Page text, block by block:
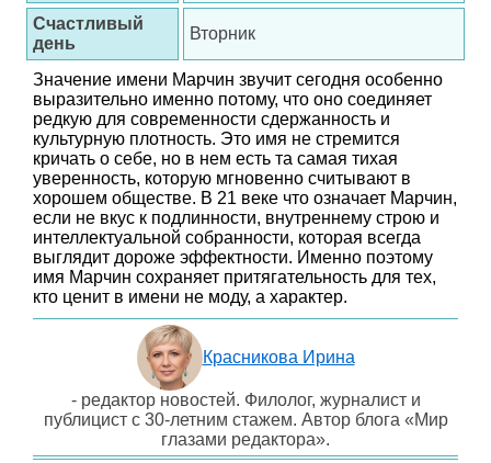
Счастливый
день
Вторник
Значение имени Марчин звучит сегодня особенно
выразительно именно потому, что оно соединяет
редкую для современности сдержанность и
культурную плотность. Это имя не стремится
кричать о себе, но в нем есть та самая тихая
уверенность, которую мгновенно считывают в
хорошем обществе. В 21 веке что означает Марчин,
если не вкус к подлинности, внутреннему строю и
интеллектуальной собранности, которая всегда
выглядит дороже эффектности. Именно поэтому
имя Марчин сохраняет притягательность для тех,
кто ценит в имени не моду, а характер.
Красникова Ирина
- редактор новостей. Филолог, журналист и
публицист с 30-летним стажем. Автор блога «Мир
глазами редактора».